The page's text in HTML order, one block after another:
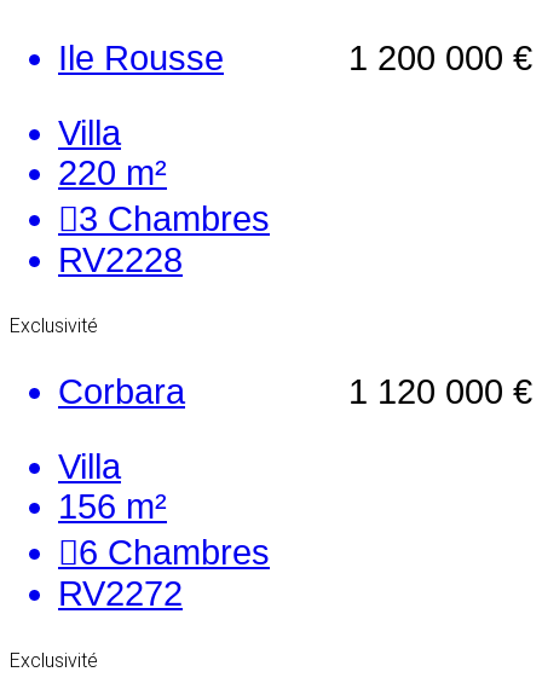
1 200 000 €
Ile Rousse
Villa
220 m²
3 Chambres
RV2228
Exclusivité
1 120 000 €
Corbara
Villa
156 m²
6 Chambres
RV2272
Exclusivité